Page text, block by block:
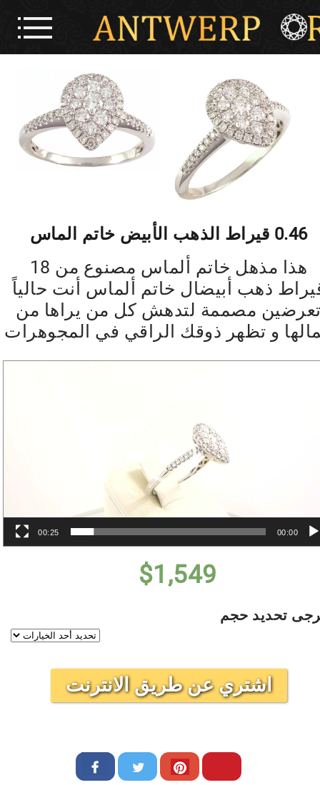
0.46 قيراط الذهب الأبيض خاتم الماس
هذا مذهل خاتم ألماس مصنوع من 18
ذهب أبيضال خاتم ألماس أنت حالياً
مصممة لتدهش كل من يراها من
و تظهر ذوقك الراقي في المجوهرات
00:00
00:25
$1,549
تحديد حجم
اشتري عن طريق الانترنت